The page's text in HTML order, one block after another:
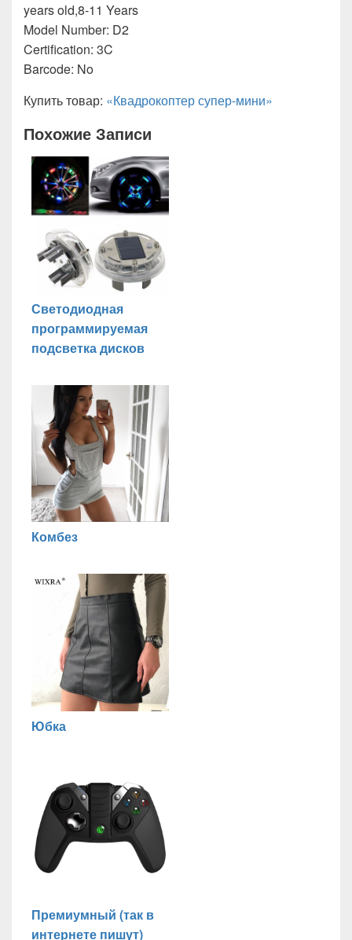
years old,8-11 Years
Model Number: D2
Certification: 3C
Barcode: No
Купить товар: «Квадрокоптер супер-мини»
Похожие Записи
Светодиодная
программируемая
подсветка дисков
Комбез
Юбка
Премиумный (так в
интернете пишут)